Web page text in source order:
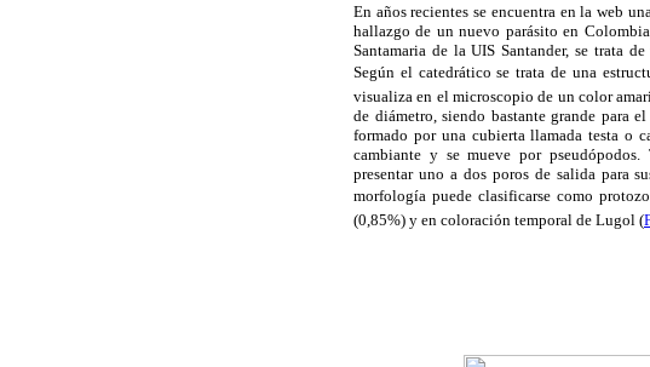
En años recientes se encuentra en la web
hallazgo de un nuevo parásito en
Santamaria de la UIS Santander, se trata
Según el catedrático se trata de una
visualiza en el microscopio de un color
de diámetro, siendo bastante grande para
formado por una cubierta llamada testa o
cambiante y se mueve por
presentar uno a dos poros de salida para
morfología puede clasificarse como
(0,85%) y en coloración temporal de Lugol (